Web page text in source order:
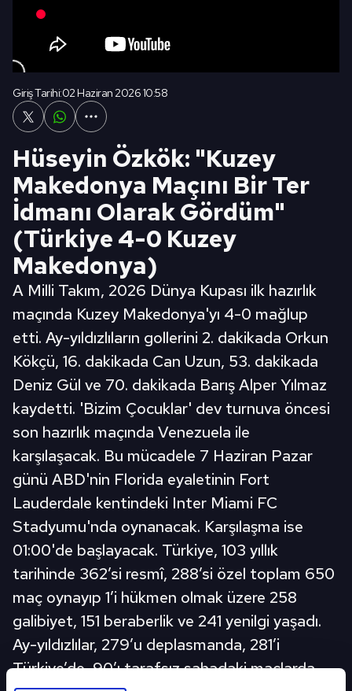
Giriş Tarihi:02 Haziran 2026 10:58
Hüseyin Özkök: "Kuzey
Makedonya Maçını Bir Ter
İdmanı Olarak Gördüm"
(Türkiye 4-0 Kuzey
Makedonya)
A Milli Takım, 2026 Dünya Kupası ilk hazırlık
maçında Kuzey Makedonya'yı 4-0 mağlup
etti. Ay-yıldızlıların gollerini 2. dakikada Orkun
Kökçü, 16. dakikada Can Uzun, 53. dakikada
Deniz Gül ve 70. dakikada Barış Alper Yılmaz
kaydetti. 'Bizim Çocuklar' dev turnuva öncesi
son hazırlık maçında Venezuela ile
karşılaşacak. Bu mücadele 7 Haziran Pazar
günü ABD'nin Florida eyaletinin Fort
Lauderdale kentindeki Inter Miami FC
Stadyumu'nda oynanacak. Karşılaşma ise
01:00'de başlayacak. Türkiye, 103 yıllık
tarihinde 362’si resmî, 288’si özel toplam 650
maç oynayıp 1’i hükmen olmak üzere 258
galibiyet, 151 beraberlik ve 241 yenilgi yaşadı.
Ay-yıldızlılar, 279’u deplasmanda, 281’i
Türkiye’de, 90’ı tarafsız sahadaki maçlarda